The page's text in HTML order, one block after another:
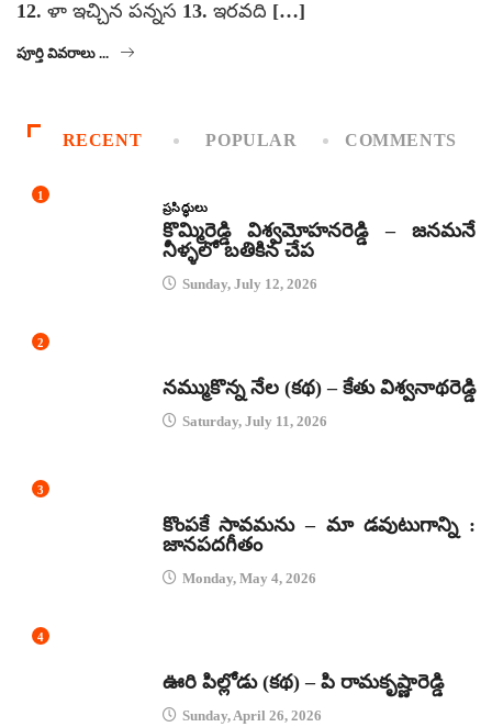
12. ళా ఇచ్చిన పన్నస 13. ఇరవది […]
పూర్తి వివరాలు ...
RECENT POPULAR COMMENTS
1
ప్రసిద్ధులు
కొమ్మిరెడ్డి విశ్వమోహనరెడ్డి – జనమనే
నీళ్ళలో బతికిన చేప
Sunday, July 12, 2026
2
నమ్ముకొన్న నేల (కథ) – కేతు విశ్వనాథరెడ్డి
Saturday, July 11, 2026
3
కొంపకే సావమను – మా డవుటుగాన్ని :
జానపదగీతం
Monday, May 4, 2026
4
ఊరి పిల్లోడు (కథ) – పి రామకృష్ణారెడ్డి
Sunday, April 26, 2026